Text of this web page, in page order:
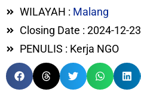
WILAYAH : Malang
Closing Date : 2024-12-23
PENULIS : Kerja NGO